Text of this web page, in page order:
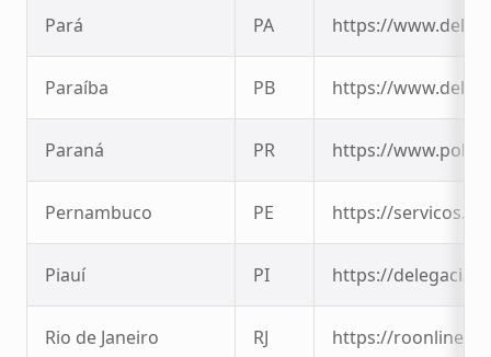
Pará PA https://
Paraíba PB https://
Paraná PR https://
Pernambuco PE https://
Piauí PI https://
Rio de Janeiro RJ https://